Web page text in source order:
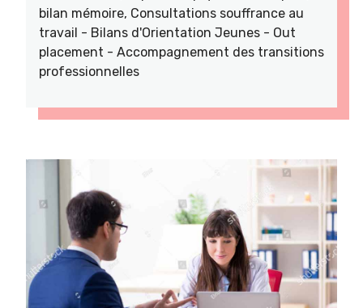
bilan mémoire, Consultations souffrance au
travail - Bilans d'Orientation Jeunes - Out
placement - Accompagnement des transitions
professionnelles